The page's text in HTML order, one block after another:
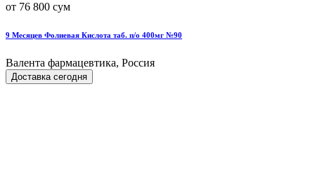
от 76 800 сум
9 Месяцев Фолиевая Кислота таб. п/о 400мг №90
Валента фармацевтика, Россия
Доставка сегодня